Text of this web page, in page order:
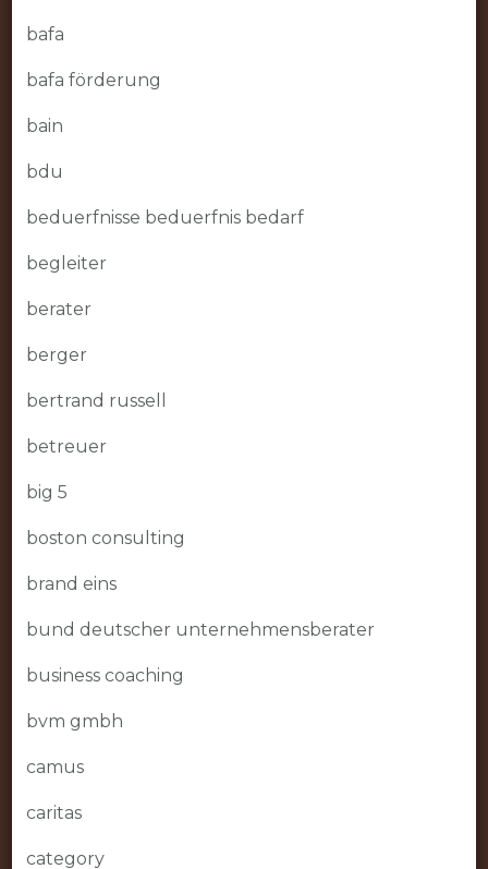
bafa
bafa förderung
bain
bdu
beduerfnisse beduerfnis bedarf
begleiter
berater
berger
bertrand russell
betreuer
big 5
boston consulting
brand eins
bund deutscher unternehmensberater
business coaching
bvm gmbh
camus
caritas
category